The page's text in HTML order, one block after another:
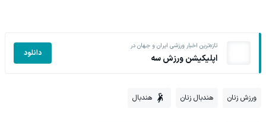
تازه‌ترین اخبار ورزشی ایران و جهان در
اپلیکیشن ورزش سه دانلود
ورزش زنان هندبال زنان هندبال